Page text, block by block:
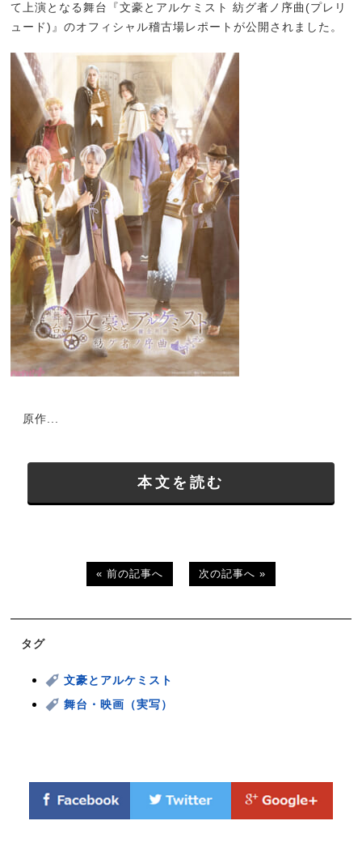
て上演となる舞台『文豪とアルケミスト 紡グ者ノ序曲(プレリ
ュード)』のオフィシャル稽古場レポートが公開されました。
原作...
本文を読む
« 前の記事へ 次の記事へ »
タグ
文豪とアルケミスト
舞台・映画（実写）